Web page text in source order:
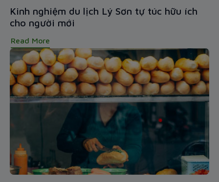
Kinh nghiệm du lịch Lý Sơn tự túc hữu ích
cho người mới
Read More